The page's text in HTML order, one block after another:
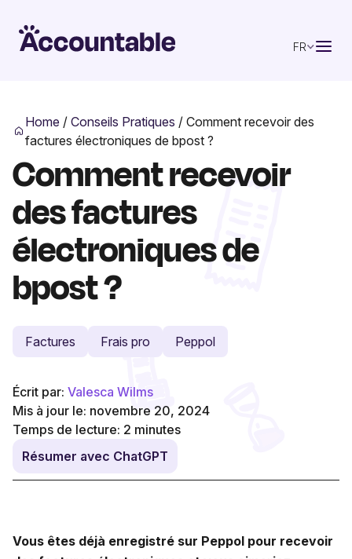
FR
Home / Conseils Pratiques / Comment recevoir des
factures électroniques de bpost ?
Comment recevoir
des factures
électroniques de
bpost ?
Factures Frais pro Peppol
Écrit par: Valesca Wilms
Mis à jour le: novembre 20, 2024
Temps de lecture: 2 minutes
Résumer avec ChatGPT
Vous êtes déjà enregistré sur Peppol pour recevoir